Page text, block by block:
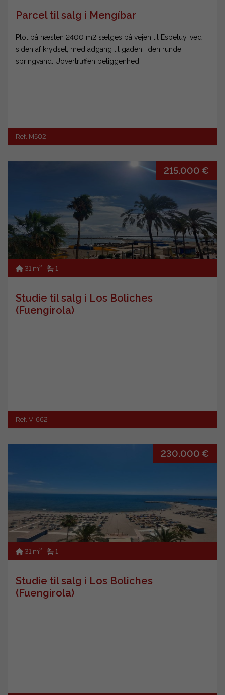
Parcel til salg i Mengíbar
Plot på næsten 2400 m2 sælges på vejen til Espeluy, ved
siden af krydset, med adgang til gaden i den runde
springvand. Uovertruffen beliggenhed
Ref. M502
215.000 €
31 m2 1
Studie til salg i Los Boliches
(Fuengirola)
Ref. V-662
230.000 €
31 m2 1
Studie til salg i Los Boliches
(Fuengirola)